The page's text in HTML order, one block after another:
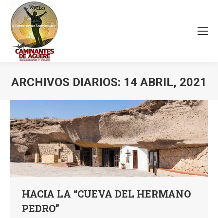
ARCHIVOS DIARIOS: 14 ABRIL, 2021
HACIA LA “CUEVA DEL HERMANO
PEDRO”